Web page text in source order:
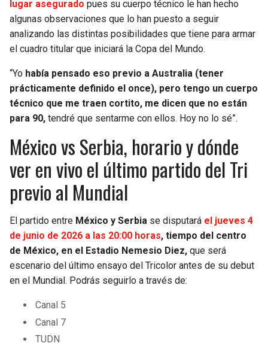
lugar asegurado pues su cuerpo técnico le han hecho
algunas observaciones que lo han puesto a seguir
analizando las distintas posibilidades que tiene para armar
el cuadro titular que iniciará la Copa del Mundo.
“Yo había pensado eso previo a Australia (tener
prácticamente definido el once), pero tengo un cuerpo
técnico que me traen cortito, me dicen que no están
para 90, tendré que sentarme con ellos. Hoy no lo sé”.
México vs Serbia, horario y dónde
ver en vivo el último partido del Tri
previo al Mundial
El partido entre México y Serbia se disputará el jueves 4
de junio de 2026 a las 20:00 horas, tiempo del centro
de México, en el Estadio Nemesio Diez, que será
escenario del último ensayo del Tricolor antes de su debut
en el Mundial. Podrás seguirlo a través de:
Canal 5
Canal 7
TUDN